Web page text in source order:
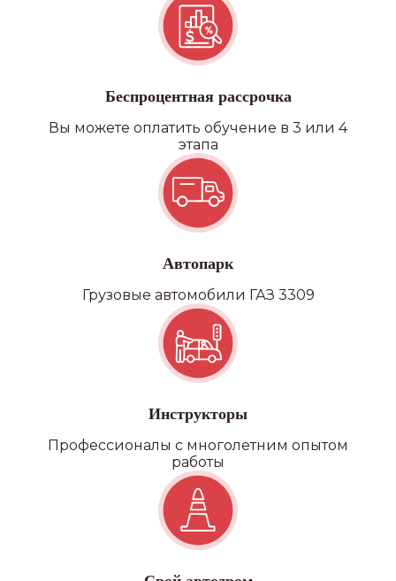
Беспроцентная рассрочка
Вы можете оплатить обучение в 3 или 4
этапа
Автопарк
Грузовые автомобили ГАЗ 3309
Инструкторы
Профессионалы с многолетним опытом
работы
филиалы